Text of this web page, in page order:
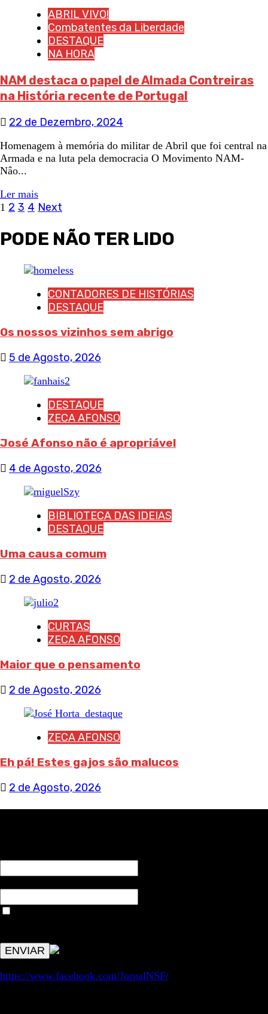
ABRIL VIVO!
Combatentes da Liberdade
DESTAQUE
NA HORA
NAM destaca o papel de Almada Contreiras
na História recente de Portugal
22 de Dezembro, 2024
Homenagem à memória do militar de Abril que foi central na
Armada e na luta pela democracia O Movimento NAM-
Nâo...
Ler mais
Navegação
de
1 2 3 4 Next
PODE NÃO TER LIDO
CONTADORES DE HISTÓRIAS
DESTAQUE
Os nossos vizinhos sem abrigo
5 de Agosto, 2026
DESTAQUE
ZECA AFONSO
José Afonso não é apropriável
4 de Agosto, 2026
BIBLIOTECA DAS IDEIAS
DESTAQUE
Uma causa comum
2 de Agosto, 2026
CURTAS
ZECA AFONSO
Maior que o pensamento
2 de Agosto, 2026
ZECA AFONSO
Eh pá! Estes gajos são malucos
2 de Agosto, 2026
https://www.facebook.com/JornalNSF/